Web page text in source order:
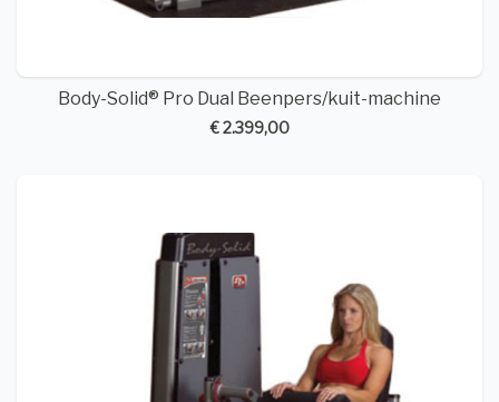
Body-Solid® Pro Dual Beenpers/kuit-machine
€ 2.399,00